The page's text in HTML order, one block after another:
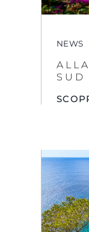
NEWS
SUD